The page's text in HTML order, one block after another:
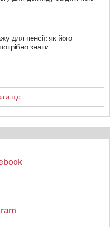
для пенсії: як його
знати
ще